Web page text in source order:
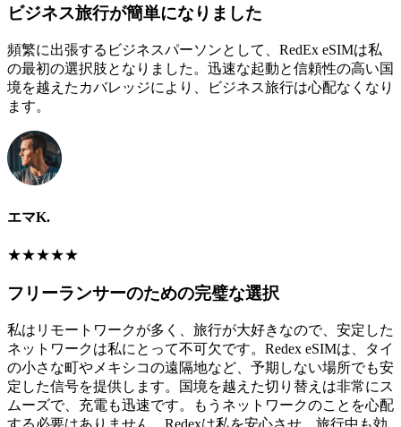
ビジネス旅行が簡単になりました
頻繁に出張するビジネスパーソンとして、RedEx eSIMは私
の最初の選択肢となりました。迅速な起動と信頼性の高い国
境を越えたカバレッジにより、ビジネス旅行は心配なくなり
ます。
エマK.
★★★★★
フリーランサーのための完璧な選択
私はリモートワークが多く、旅行が大好きなので、安定した
ネットワークは私にとって不可欠です。Redex eSIMは、タイ
の小さな町やメキシコの遠隔地など、予期しない場所でも安
定した信号を提供します。国境を越えた切り替えは非常にス
ムーズで、充電も迅速です。もうネットワークのことを心配